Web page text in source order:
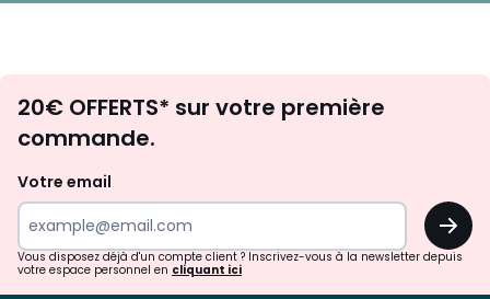
d'inspirations
surprises?
20€ OFFERTS* sur votre première
commande.
Votre email
OK
Vous disposez déjà d'un compte client ? Inscrivez-vous à la newsletter depuis
votre espace personnel en cliquant ici